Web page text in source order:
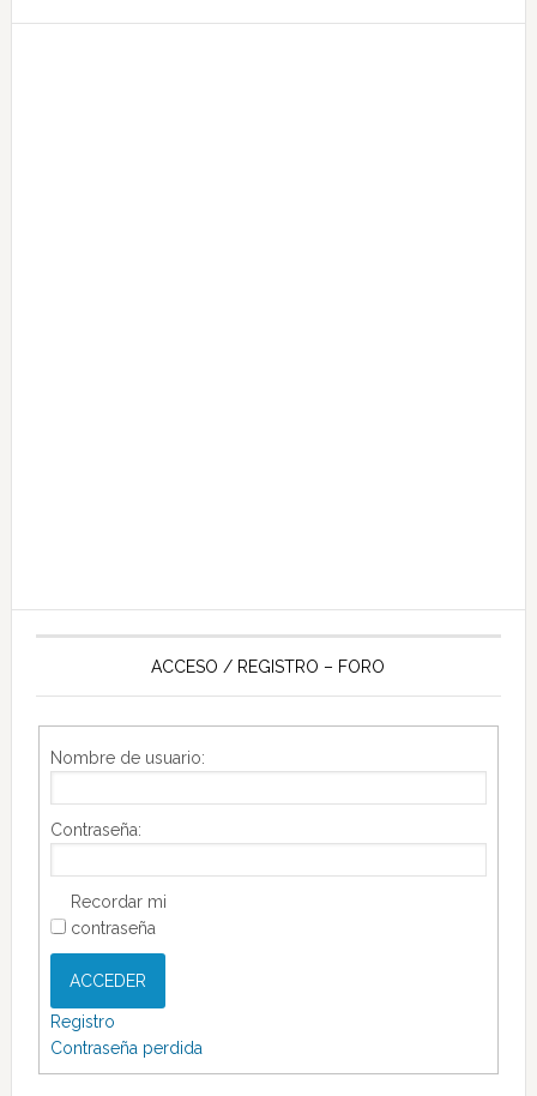
ACCESO / REGISTRO – FORO
Nombre de usuario:
Contraseña:
Recordar mi
contraseña
ACCEDER
Registro
Contraseña perdida